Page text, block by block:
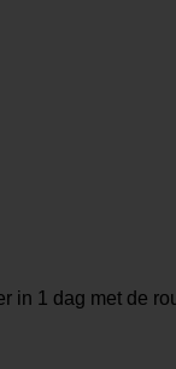
in 1 dag met de